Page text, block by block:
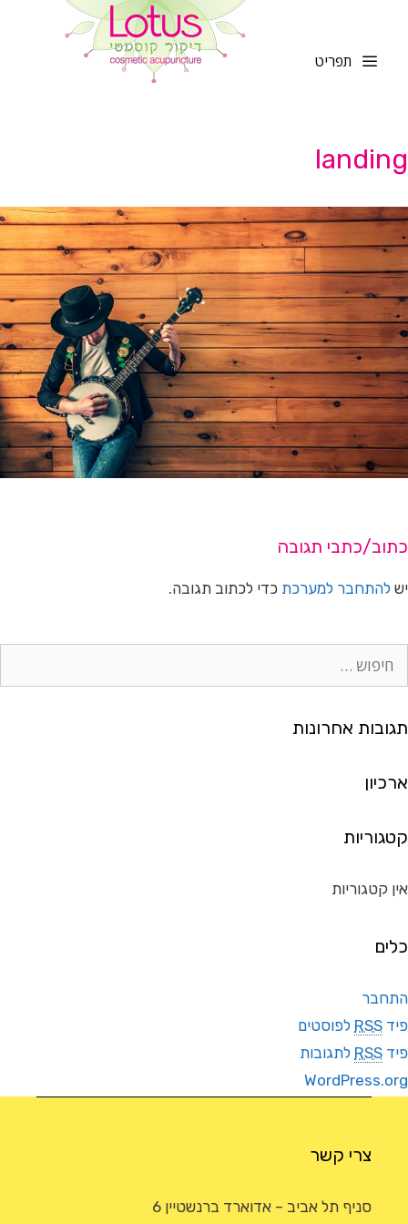
תפריט
landing
כתוב/כתבי תגובה
יש להתחבר למערכת כדי לכתוב תגובה.
ותגובות אחרונות
ארכיון
קטגוריות
אין קטגוריות
כלים
התחבר
פיד RSS לפוסטים
פיד RSS לתגובות
WordPress.org
צרי קשר
סניף תל אביב – אדוארד ברנשטיין 6